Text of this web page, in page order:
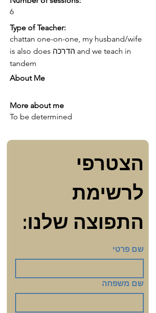
6
Type of Teacher:
chattan one-on-one, my husband/wife
is also does הדרכה and we teach in
tandem
About Me
More about me
To be determined
התפוצה שלנו:
שם פרטי
שם משפחה